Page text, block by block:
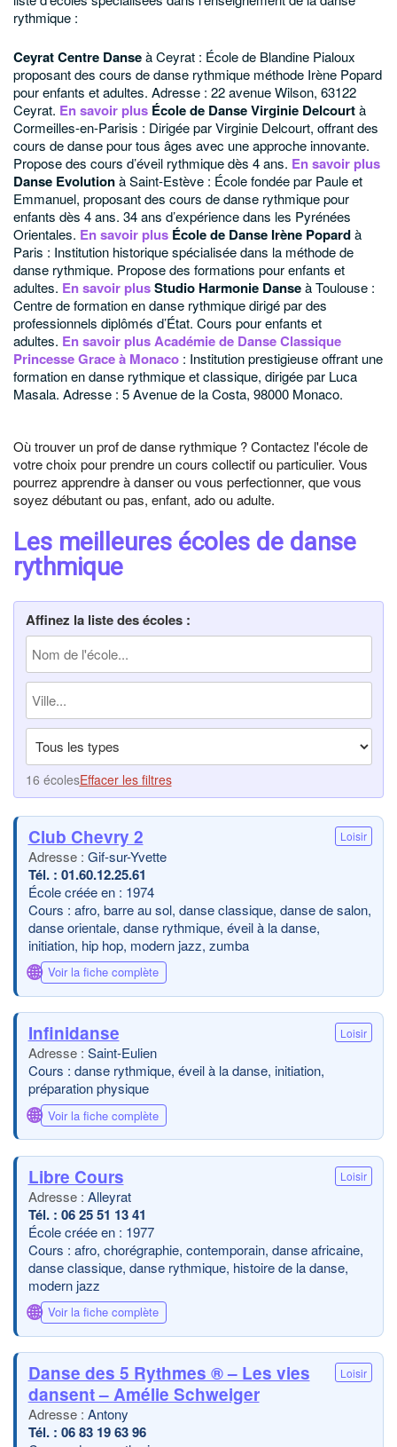
rythmique :
Ceyrat Centre Danseà Ceyrat : École de Blandine Pialoux
proposant des cours de danse rythmique méthode Irène Popard
pour enfants et adultes. Adresse : 22 avenue Wilson, 63122
Ceyrat. En savoir plus École de Danse Virginie Delcourtà
Cormeilles-en-Parisis : Dirigée par Virginie Delcourt, offrant des
cours de danse pour tous âges avec une approche innovante.
Propose des cours d’éveil rythmique dès 4 ans. En savoir plus
Danse Evolutionà Saint-Estève : École fondée par Paule et
Emmanuel, proposant des cours de danse rythmique pour
enfants dès 4 ans. 34 ans d’expérience dans les Pyrénées
Orientales. En savoir plus École de Danse Irène Popardà
Paris : Institution historique spécialisée dans la méthode de
danse rythmique. Propose des formations pour enfants et
adultes. En savoir plusStudio Harmonie Danseà Toulouse :
Centre de formation en danse rythmique dirigé par des
professionnels diplômés d’État. Cours pour enfants et
adultes. En savoir plusAcadémie de Danse Classique
Princesse Graceà Monaco : Institution prestigieuse offrant une
formation en danse rythmique et classique, dirigée par Luca
Masala. Adresse : 5 Avenue de la Costa, 98000 Monaco.
Où trouver un prof de danse rythmique ? Contactez l'école de
votre choix pour prendre un cours collectif ou particulier. Vous
pourrez apprendre à danser ou vous perfectionner, que vous
soyez débutant ou pas, enfant, ado ou adulte.
Les meilleures écoles de danse
rythmique
Affinez la liste des écoles :
16 écolesEffacer les filtres
Club Chevry 2 Loisir
Gif-sur-Yvette
01.60.12.25.61
École créée en : 1974
Cours : afro, barre au sol, danse classique, danse de salon,
danse orientale, danse rythmique, éveil à la danse,
initiation, hip hop, modern jazz, zumba
🌐 Voir la fiche complète
Infinidanse Loisir
Saint-Eulien
Cours : danse rythmique, éveil à la danse, initiation,
préparation physique
🌐 Voir la fiche complète
Libre Cours Loisir
Alleyrat
06 25 51 13 41
École créée en : 1977
Cours : afro, chorégraphie, contemporain, danse africaine,
danse classique, danse rythmique, histoire de la danse,
modern jazz
🌐 Voir la fiche complète
Danse des 5 Rythmes ® – Les vies
dansent – Amélie Schweiger
Loisir
Antony
06 83 19 63 96